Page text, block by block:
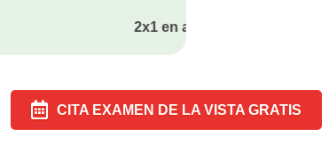
tienda
CITA EXAMEN DE LA VISTA GRATIS